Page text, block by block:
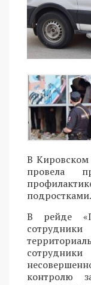
В Кировском
провела
подростками.
В рейде
контролю